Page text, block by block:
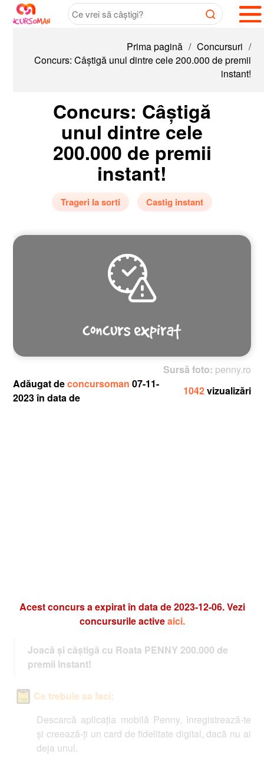
Prima pagină / Concursuri /
Concurs: Câștigă unul dintre cele 200.000 de premii
instant!
Concurs: Câștigă
unul dintre cele
200.000 de premii
instant!
Trageri la sorti Castig instant
Sursă foto:penny.ro
Adăugat deconcursoman07-11-
2023 în data de
1042vizualizări
Acest concurs a expirat în data de 2023-12-06. Vezi
concursurile activeaici.
Joacă și câștigă cu Roata PENNY 200.000 de
premii instant!
Ce trebuie sa faci:
Descarcă aplicația mobilă Penny, înregistrează-te
și creează-ți un card de fidelitate digital, dacă nu ai
deja unul.